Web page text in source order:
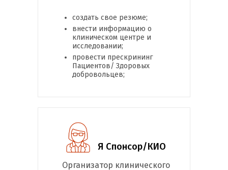
создать свое резюме;
внести информацию о
клиническом центре и
исследовании;
провести прескрининг
Пациентов/ Здоровых
добровольцев;
Я Спонсор/КИО
Организатор клинического